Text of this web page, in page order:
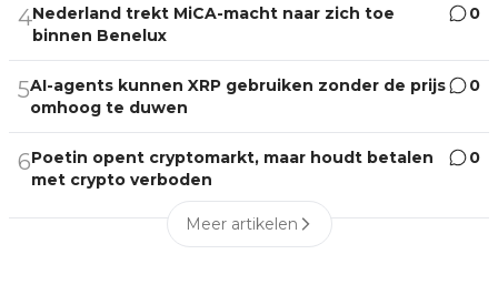
4Nederland trekt MiCA-macht naar zich toe
binnen Benelux
0
5AI-agents kunnen XRP gebruiken zonder de prijs
omhoog te duwen
0
6Poetin opent cryptomarkt, maar houdt betalen
met crypto verboden
0
Meer artikelen